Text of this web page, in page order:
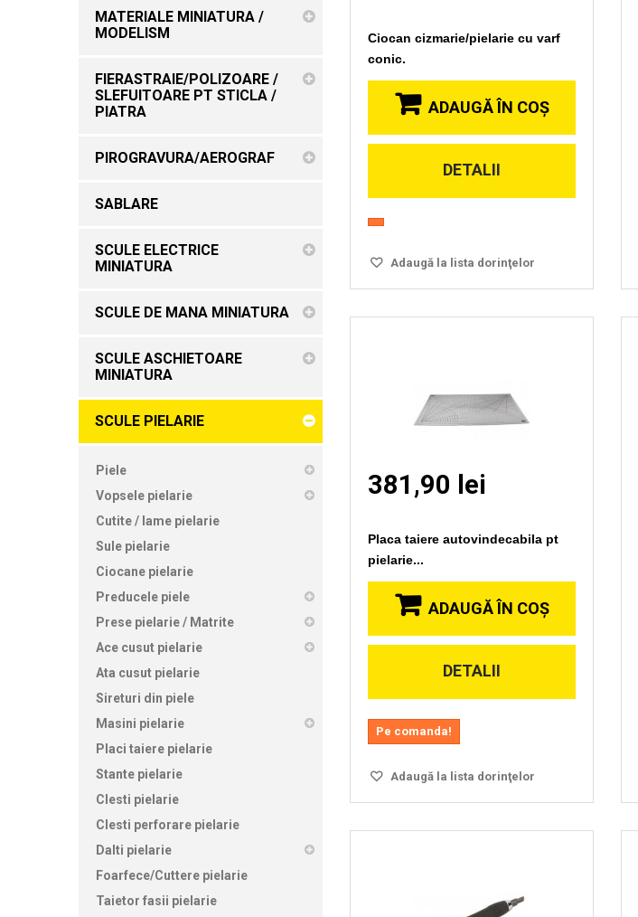
MATERIALE MINIATURA /
MODELISM
FIERASTRAIE/POLIZOARE /
SLEFUITOARE PT STICLA /
PIATRA
PIROGRAVURA/AEROGRAF
SABLARE
SCULE ELECTRICE
MINIATURA
SCULE DE MANA MINIATURA
SCULE ASCHIETOARE
MINIATURA
SCULE PIELARIE
Piele
Vopsele pielarie
Cutite / lame pielarie
Sule pielarie
Ciocane pielarie
Preducele piele
Prese pielarie / Matrite
Ace cusut pielarie
Ata cusut pielarie
Sireturi din piele
Masini pielarie
Placi taiere pielarie
Stante pielarie
Clesti pielarie
Clesti perforare pielarie
Dalti pielarie
Foarfece/Cuttere pielarie
Taietor fasii pielarie
Ciocan cizmarie/pielarie cu varf
conic.
ADAUGĂ ÎN COŞ
DETALII
Adaugă la lista dorinţelor
Vizionare
381,90 lei
Placa taiere autovindecabila pt
pielarie...
ADAUGĂ ÎN COŞ
DETALII
Pe comanda!
Adaugă la lista dorinţelor
Vizionare